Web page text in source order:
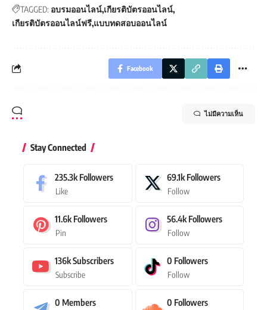
TAGGED: อบรมออนไลน์ เกียรติบัตรออนไลน์
เกียรติบัตรออนไลน์ฟรี แบบทดสอบออนไลน์
Facebook
ไม่มีความเห็น
Stay Connected
235.3k Followers
Like
69.1k Followers
Follow
11.6k Followers
Pin
56.4k Followers
Follow
136kSubscribers
Subscribe
0 Followers
Follow
0 Members 0 Followers